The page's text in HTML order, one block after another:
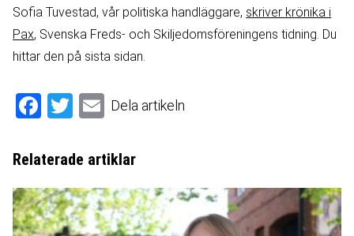
Sofia Tuvestad, vår politiska handläggare, skriver krönika i
Pax, Svenska Freds- och Skiljedomsföreningens tidning. Du
hittar den på sista sidan.
Facebook
TwitterEmail
Dela artikeln
Relaterade artiklar